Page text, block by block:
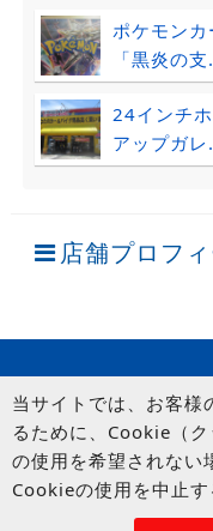
ポケモン
「黒炎の
24インチ
アップガ
店舗プロフ
© UP
当サイトでは、お客様
るために、Cookie（
の使用を希望されない
Cookieの使用を中止す